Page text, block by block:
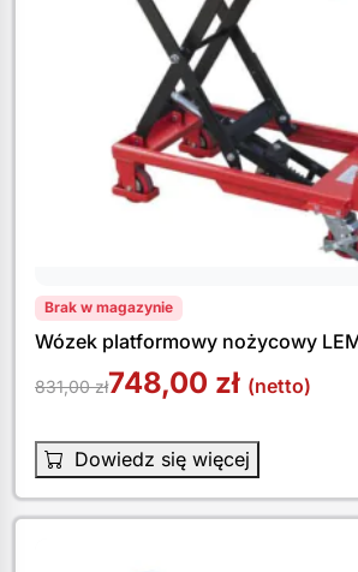
Brak w magazynie
Wózek platformowy nożycowy
831,00zł748,00 zł (netto)
Dowiedz się więcej